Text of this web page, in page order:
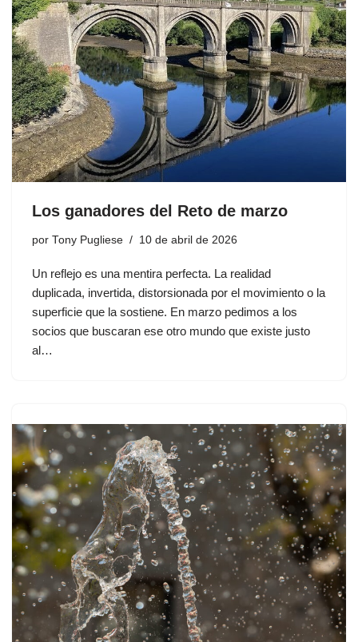
Los ganadores del Reto de marzo
por Tony Pugliese 10 de abril de 2026
Un reflejo es una mentira perfecta. La realidad
duplicada, invertida, distorsionada por el movimiento o la
superficie que la sostiene. En marzo pedimos a los
socios que buscaran ese otro mundo que existe justo
al…